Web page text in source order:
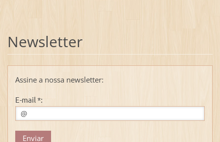
Newsletter
Assine a nossa newsletter:
E-mail *: